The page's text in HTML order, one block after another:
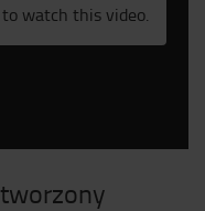
watch this video.